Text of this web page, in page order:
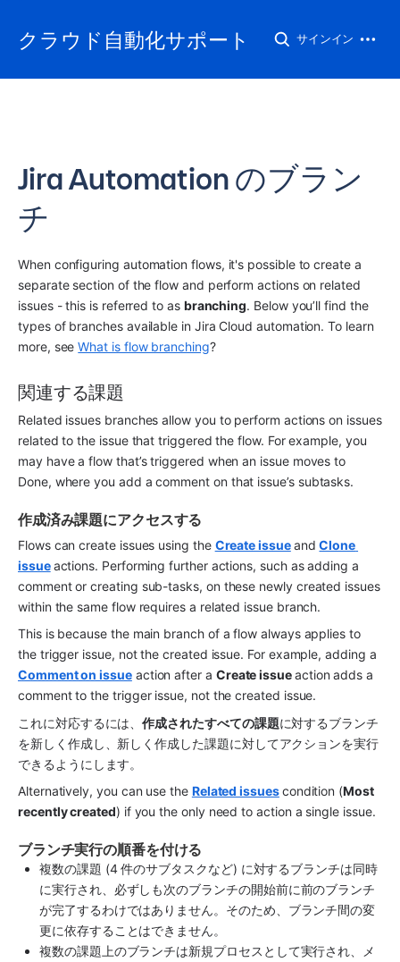
クラウド自動化サポート サインイン
Jira Automation のブラン
チ
When configuring automation flows, it's possible to create a
separate section of the flow and perform actions on related
issues - this is referred to as branching. Below you’ll find the
types of branches available in Jira Cloud automation. To learn
more, see What is flow branching?
関連する課題
Related issues branches allow you to perform actions on issues
related to the issue that triggered the flow. For example, you
may have a flow that’s triggered when an issue moves to
Done, where you add a comment on that issue’s subtasks.
作成済み課題にアクセスする
Flows can create issues using the Create issueand Clone
issueactions. Performing further actions, such as adding a
comment or creating sub-tasks, on these newly created issues
within the same flow requires a related issue branch.
This is because the main branch of a flow always applies to
Comment on issue action after a Create issue action adds a
comment to the trigger issue, not the created issue.
これに対応するには、作成されたすべての課題に対するブランチ
を新しく作成し、新しく作成した課題に対してアクションを実行
できるようにします。
Alternatively, you can use the Related issuescondition (Most
recently created) if you the only need to action a single issue.
ブランチ実行の順番を付ける
複数の課題 (4 件のサブタスクなど) に対するブランチは同時
に実行され、必ずしも次のブランチの開始前に前のブランチ
が完了するわけではありません。そのため、ブランチ間の変
更に依存することはできません。
複数の課題上のブランチは新規プロセスとして実行され、メ